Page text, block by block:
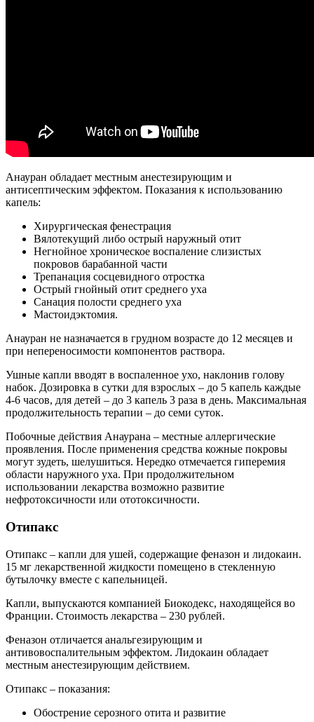
Анауран обладает местным анестезирующим и
антисептическим эффектом. Показания к использованию
капель:
Хирургическая фенестрация
Вялотекущий либо острый наружный отит
Негнойное хроническое воспаление слизистых
покровов барабанной части
Трепанация сосцевидного отростка
Острый гнойный отит среднего уха
Санация полости среднего уха
Мастоидэктомия.
Анауран не назначается в грудном возрасте до 12 месяцев и
при непереносимости компонентов раствора.
Ушные капли вводят в воспаленное ухо, наклонив голову
набок. Дозировка в сутки для взрослых – до 5 капель каждые
4-6 часов, для детей – до 3 капель 3 раза в день. Максимальная
продолжительность терапии – до семи суток.
Побочные действия Анаурана – местные аллергические
проявления. После применения средства кожные покровы
могут зудеть, шелушиться. Нередко отмечается гиперемия
области наружного уха. При продолжительном
использовании лекарства возможно развитие
нефротоксичности или ототоксичности.
Отипакс
Отипакс – капли для ушей, содержащие феназон и лидокаин.
15 мг лекарственной жидкости помещено в стекленную
бутылочку вместе с капельницей.
Капли, выпускаются компанией Биокодекс, находящейся во
Франции. Стоимость лекарства – 230 рублей.
Феназон отличается анальгезирующим и
антивовоспалительным эффектом. Лидокаин обладает
местным анестезирующим действием.
Отипакс – показания:
Обострение серозного отита и развитие